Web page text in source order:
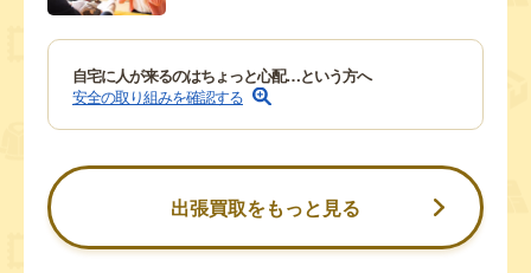
自宅に人が来るのはちょっと心配…という方へ
安全の取り組みを確認する
出張買取をもっと見る